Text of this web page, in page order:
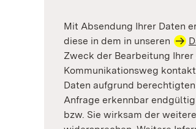
Mit Absendung Ihrer Daten
diese in dem in unseren
Zweck der Bearbeitung
Kommunikationsweg
Daten aufgrund
Anfrage erkennbar
bzw. Sie wirksam der